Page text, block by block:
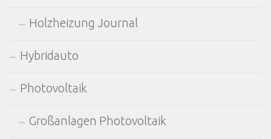
Holzheizung Journal
Hybridauto
Photovoltaik
Großanlagen Photovoltaik